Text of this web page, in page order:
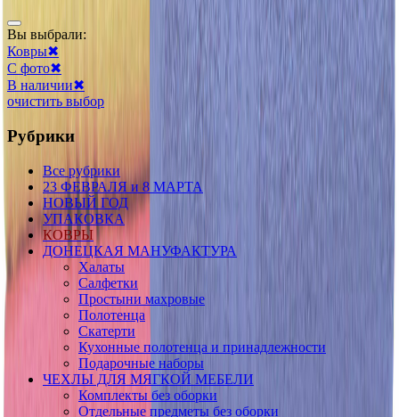
Вы выбрали:
Ковры✖
С фото✖
В наличии✖
очистить выбор
Рубрики
Все рубрики
23 ФЕВРАЛЯ и 8 МАРТА
НОВЫЙ ГОД
УПАКОВКА
КОВРЫ
ДОНЕЦКАЯ МАНУФАКТУРА
Халаты
Салфетки
Простыни махровые
Полотенца
Скатерти
Кухонные полотенца и принадлежности
Подарочные наборы
ЧЕХЛЫ ДЛЯ МЯГКОЙ МЕБЕЛИ
Комплекты без оборки
Отдельные предметы без оборки